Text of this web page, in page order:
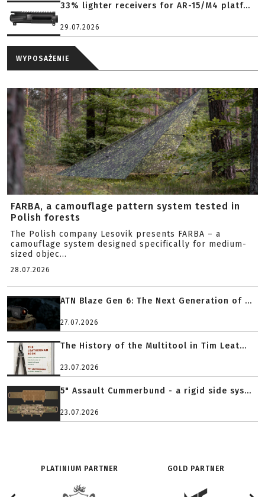
33% lighter receivers for AR-15/M4 platf...
29.07.2026
WYPOSAŻENIE
FARBA, a camouflage pattern system tested in
Polish forests
The Polish company Lesovik presents FARBA – a
camouflage system designed specifically for medium-
sized objec...
28.07.2026
ATN Blaze Gen 6: The Next Generation of ...
27.07.2026
The History of the Multitool in Tim Leat...
23.07.2026
5" Assault Cummerbund - a rigid side sys...
23.07.2026
PLATINIUM PARTNER GOLD PARTNER